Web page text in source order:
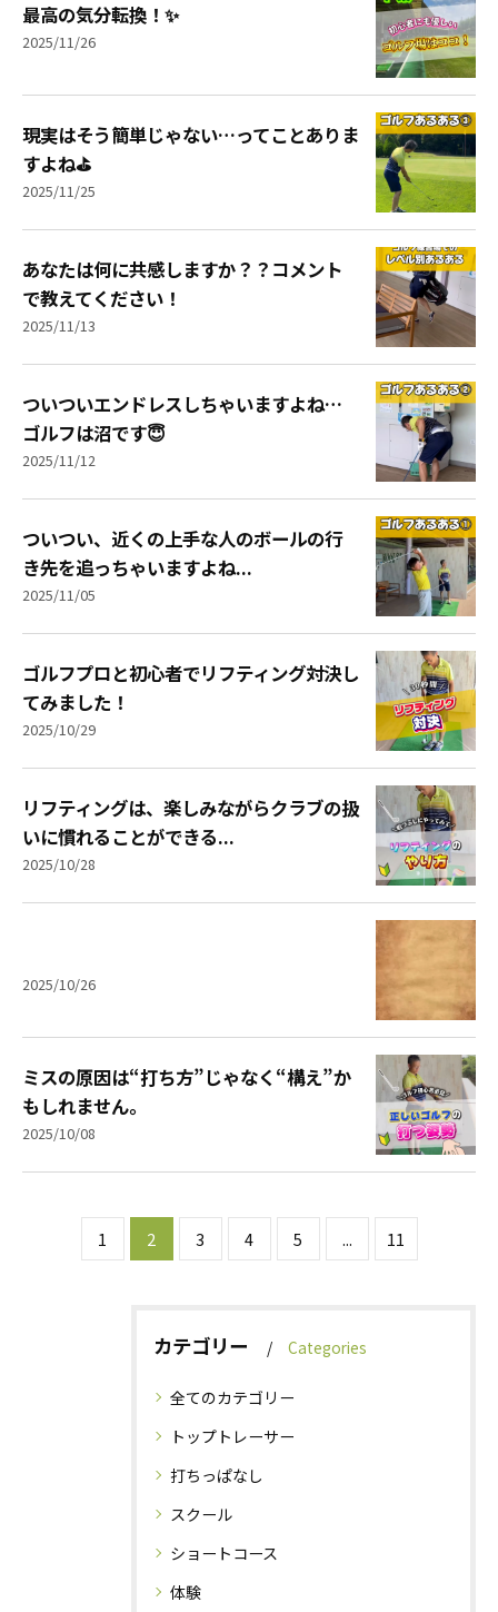
最高の気分転換！✨
2025/11/26
現実はそう簡単じゃない…ってことありま
すよね⛳️
2025/11/25
あなたは何に共感しますか？？コメント
で教えてください！
2025/11/13
ついついエンドレスしちゃいますよね…
ゴルフは沼です😇
2025/11/12
ついつい、近くの上手な人のボールの行
き先を追っちゃいますよね...
2025/11/05
ゴルフプロと初心者でリフティング対決し
てみました！
2025/10/29
リフティングは、楽しみながらクラブの扱
いに慣れることができる...
2025/10/28
2025/10/26
ミスの原因は“打ち方”じゃなく“構え”か
もしれません。
2025/10/08
1 2 3 4 5 ... 11
カテゴリー Categories
全てのカテゴリー
トップトレーサー
打ちっぱなし
スクール
ショートコース
体験